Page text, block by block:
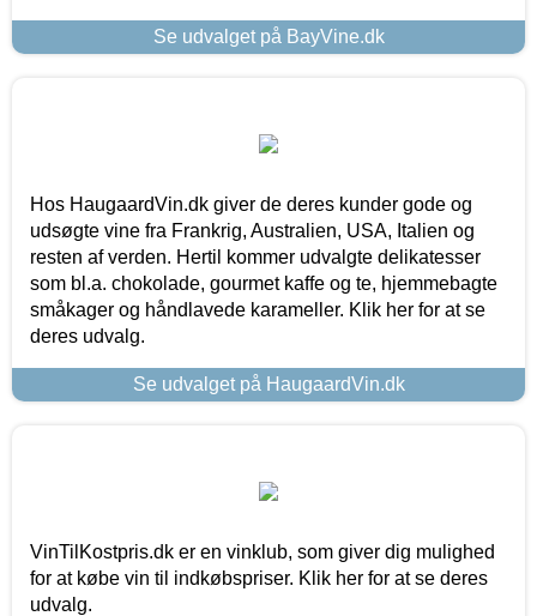
Se udvalget på BayVine.dk
Hos HaugaardVin.dk giver de deres kunder gode og
udsøgte vine fra Frankrig, Australien, USA, Italien og
resten af verden. Hertil kommer udvalgte delikatesser
som bl.a. chokolade, gourmet kaffe og te, hjemmebagte
småkager og håndlavede karameller. Klik her for at se
deres udvalg.
Se udvalget på HaugaardVin.dk
VinTilKostpris.dk er en vinklub, som giver dig mulighed
for at købe vin til indkøbspriser. Klik her for at se deres
udvalg.